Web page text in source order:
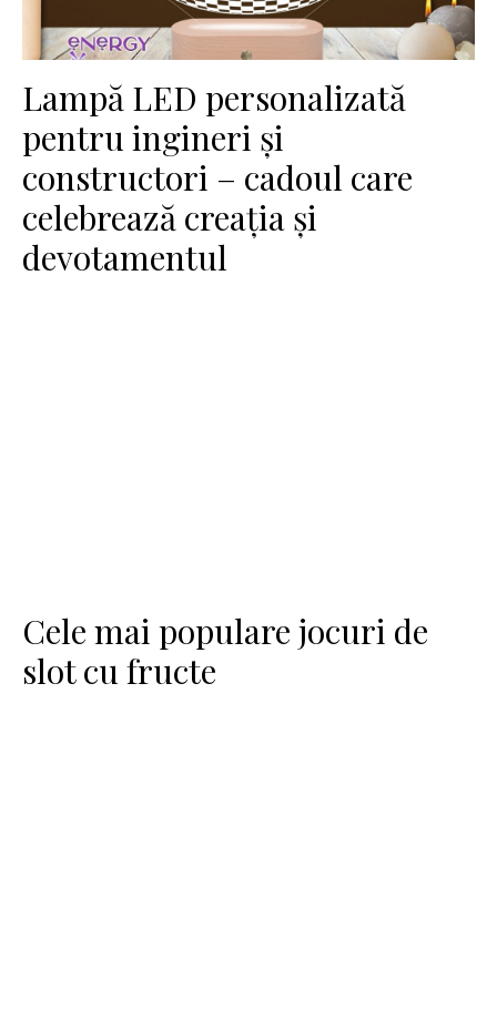
Lampă LED personalizată
pentru ingineri și
constructori – cadoul care
celebrează creația și
devotamentul
Cele mai populare jocuri de
slot cu fructe